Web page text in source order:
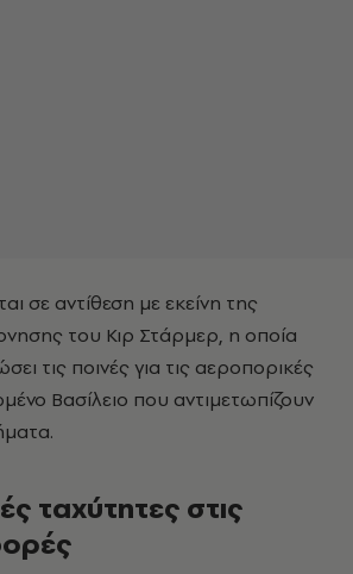
σε αντίθεση με εκείνη της
του Κιρ Στάρμερ, η οποία
τις ποινές για τις αεροπορικές
Βασίλειο που αντιμετωπίζουν
ταχύτητες στις